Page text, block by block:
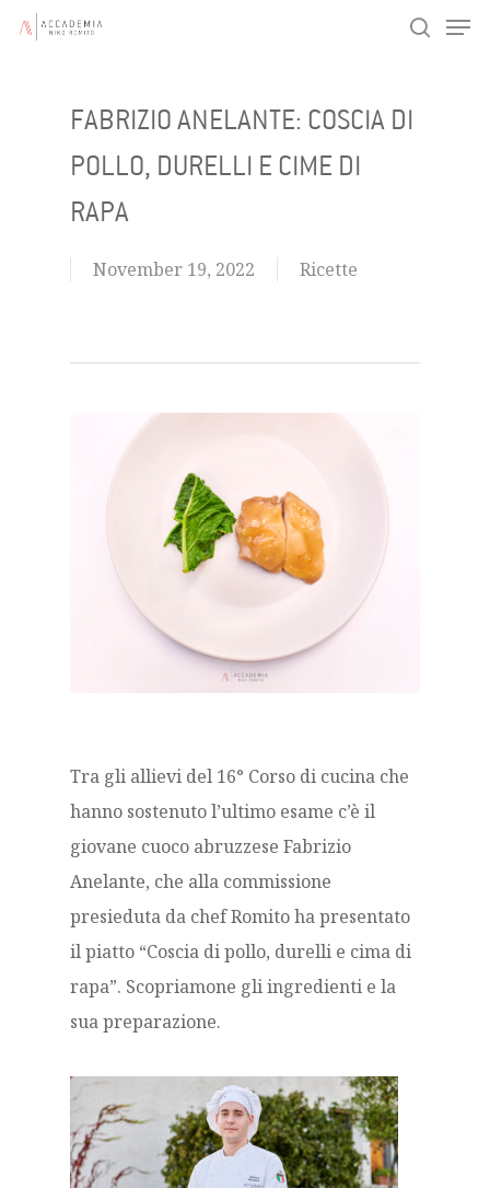
Skip
FABRIZIO ANELANTE: COSCIA DI
POLLO, DURELLI E CIME DI
RAPA
November 19, 2022 Ricette
Tra gli allievi del 16° Corso di cucina che
hanno sostenuto l’ultimo esame c’è il
giovane cuoco abruzzese Fabrizio
Anelante, che alla commissione
presieduta da chef Romito ha presentato
il piatto “Coscia di pollo, durelli e cima di
rapa”. Scopriamone gli ingredienti e la
sua preparazione.